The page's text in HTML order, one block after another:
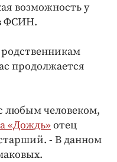
возможность у
ФСИН.
продолжается
любым человеком,
«Дождь»отец
- В данном